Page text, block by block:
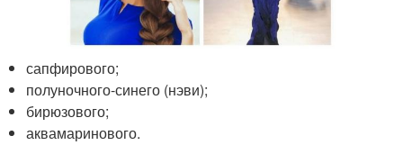
сапфирового;
полуночного-синего (нэви);
бирюзового;
аквамаринового.